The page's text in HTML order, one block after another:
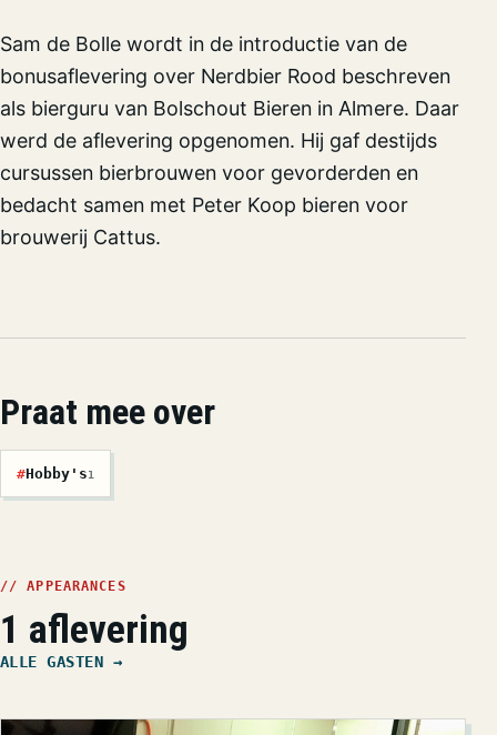
Sam de Bolle wordt in de introductie van de
bonusaflevering over Nerdbier Rood beschreven
als bierguru van Bolschout Bieren in Almere. Daar
werd de aflevering opgenomen. Hij gaf destijds
cursussen bierbrouwen voor gevorderden en
bedacht samen met Peter Koop bieren voor
brouwerij Cattus.
Praat mee over
#Hobby's1
// APPEARANCES
1 aflevering
ALLE GASTEN →